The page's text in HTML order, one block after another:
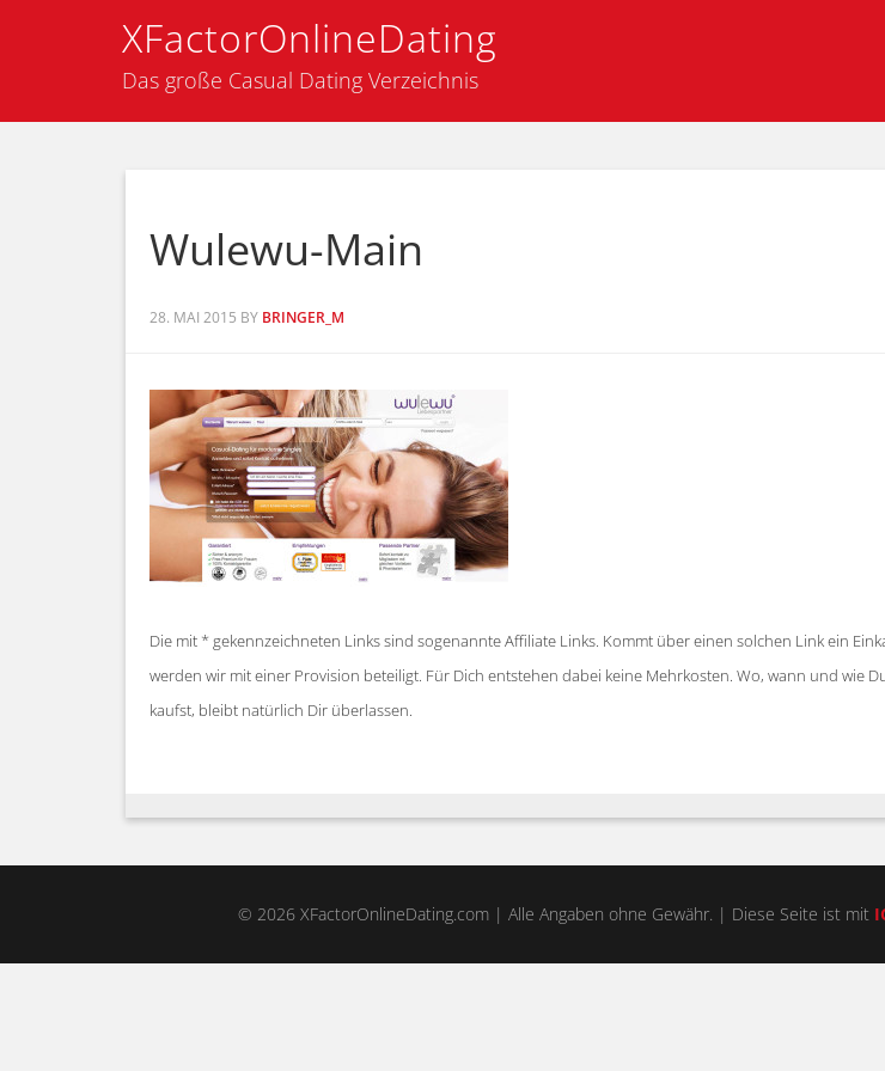
XFactorOnlineDating
Das große Casual Dating Verzeichnis
Wulewu-Main
28. MAI 2015 BY BRINGER_M
Die mit * gekennzeichneten Links sind sogenannte Affiliate Links. Kommt über einen solchen Link ein
werden wir mit einer Provision beteiligt. Für Dich entstehen dabei keine Mehrkosten. Wo, wann und wie
kaufst, bleibt natürlich Dir überlassen.
© 2026 XFactorOnlineDating.com | Alle Angaben ohne Gewähr. | Diese Seite ist mit